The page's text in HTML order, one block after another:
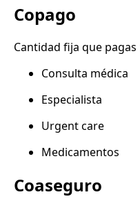
Copago
Cantidad fija que
Consulta médica
Especialista
Urgent care
Medicamentos
Coaseguro